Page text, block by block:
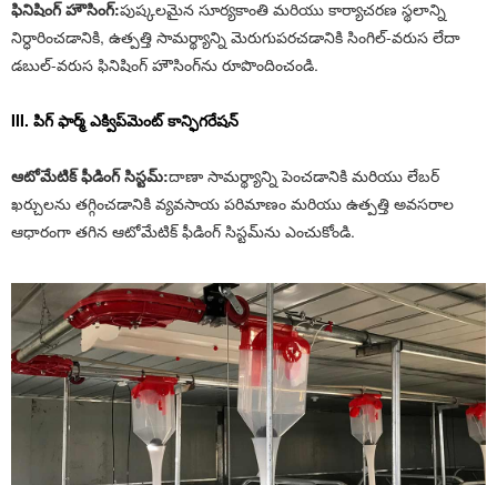
ఫినిషింగ్ హౌసింగ్:పుష్కలమైన సూర్యకాంతి మరియు కార్యాచరణ స్థలాన్ని
నిర్ధారించడానికి, ఉత్పత్తి సామర్థ్యాన్ని మెరుగుపరచడానికి సింగిల్-వరుస లేదా
డబుల్-వరుస ఫినిషింగ్ హౌసింగ్‌ను రూపొందించండి.
III. పిగ్ ఫార్మ్ ఎక్విప్‌మెంట్ కాన్ఫిగరేషన్
ఆటోమేటిక్ ఫీడింగ్ సిస్టమ్:దాణా సామర్థ్యాన్ని పెంచడానికి మరియు లేబర్
ఖర్చులను తగ్గించడానికి వ్యవసాయ పరిమాణం మరియు ఉత్పత్తి అవసరాల
ఆధారంగా తగిన ఆటోమేటిక్ ఫీడింగ్ సిస్టమ్‌ను ఎంచుకోండి.